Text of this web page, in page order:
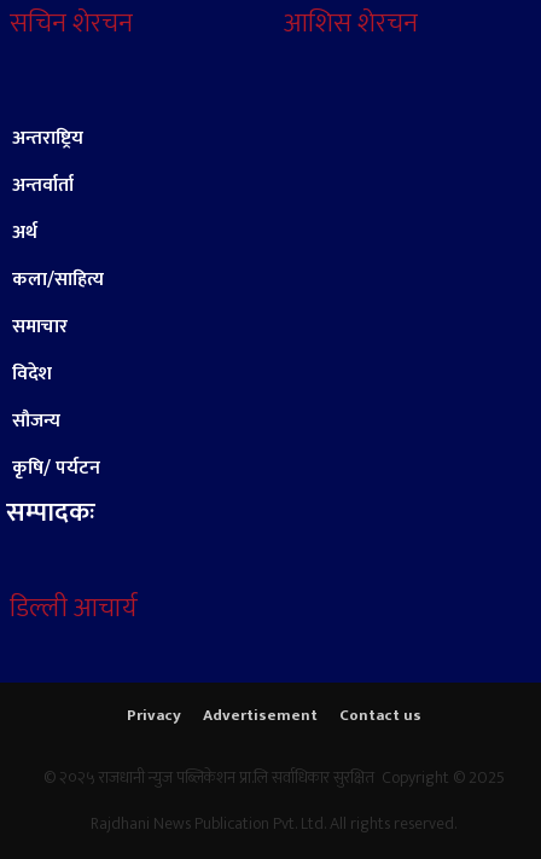
सचिन शेरचन आशिस शेरचन
अन्तराष्ट्रिय
अन्तर्वार्ता
अर्थ
कला/साहित्य
समाचार
विदेश
सौजन्य
कृषि/ पर्यटन
सम्पादकः
डिल्ली आचार्य
Privacy Advertisement Contact us
© २०२५ राजधानी न्युज पब्लिकेशन प्रा.लि सर्वाधिकार सुरक्षित Copyright © 2025
Rajdhani News Publication Pvt. Ltd. All rights reserved.